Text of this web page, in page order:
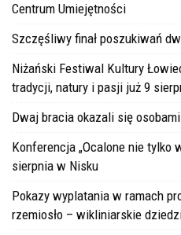
Centrum Umiejętności
Szczęśliwy finał poszukiwań
Niżański Festiwal Kultury
tradycji, natury i pasji już 9
Dwaj bracia okazali się
Konferencja „Ocalone nie tylko
sierpnia w Nisku
Pokazy wyplatania w ramach
rzemiosło – wikliniarskie